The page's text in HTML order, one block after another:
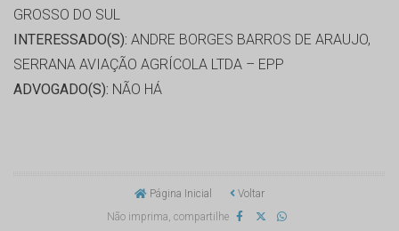
GROSSO DO SUL
INTERESSADO(S): ANDRE BORGES BARROS DE ARAUJO,
SERRANA AVIAÇÃO AGRÍCOLA LTDA – EPP
ADVOGADO(S): NÃO HÁ
Página Inicial
Voltar
Não imprima, compartilhe